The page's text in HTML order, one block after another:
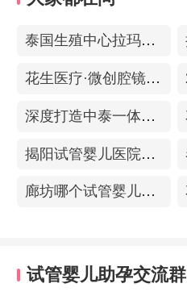
泰国生殖中心拉玛3-更高成功率的保障-治愈系的医院环境
花生医疗·微创腔镜中心
深度打造中泰一体化医疗体系！花生医疗中国专家团赴泰考察交流
揭阳试管婴儿医院排名，附带试管成功率
廊坊哪个试管婴儿医院可以包成功？内附试管费用!
试管婴儿助孕交流群